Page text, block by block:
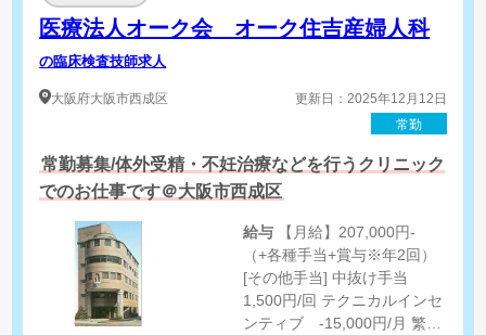
医療法人オーク会 オーク住吉産婦人科
の臨床検査技師求人
大阪府大阪市西成区
更新日：2025年12月12日
常勤
常勤募集/体外受精・不妊治療などを行うクリニック
でのお仕事です＠大阪市西成区
給与
（+各種⼿当+賞与※年2回）
[その他手当] 中抜け⼿当
1,500円/回 テクニカルインセ
ンティブ -15,000円/月 繁忙